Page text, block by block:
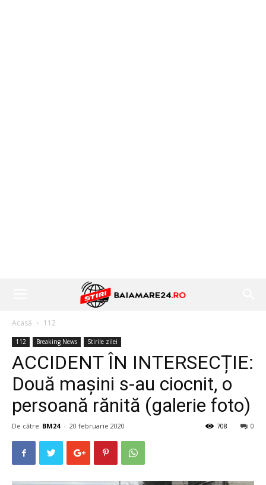
Acasă 112
112 Breaking News Stirile zilei
ACCIDENT ÎN INTERSECȚIE:
Două mașini s-au ciocnit, o
persoană rănită (galerie foto)
De către BM24 - 20 februarie 2020 0
708